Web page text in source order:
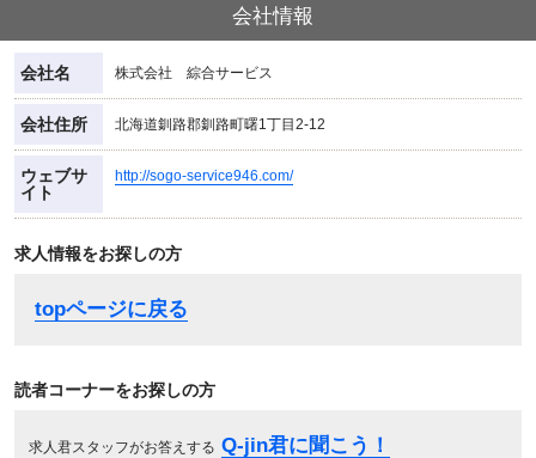
会社情報
会社名 株式会社 綜合サービス
会社住所 北海道釧路郡釧路町曙1丁目2-12
ウェブサ
イト
http://sogo-service946.com/
求人情報をお探しの方
topページに戻る
読者コーナーをお探しの方
求人君スタッフがお答えする Q-jin君に聞こう！